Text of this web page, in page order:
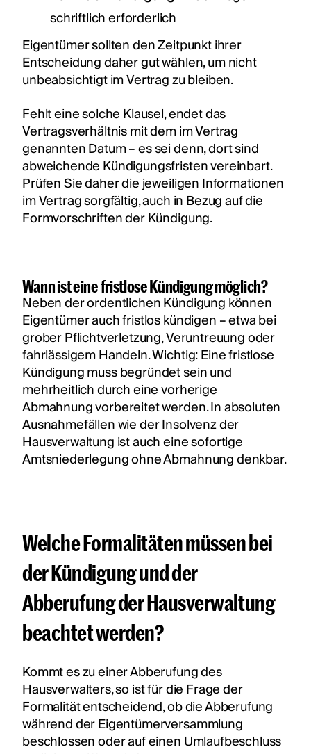
schriftlich erforderlich
Eigentümer sollten den Zeitpunkt ihrer
Entscheidung daher gut wählen, um nicht
unbeabsichtigt im Vertrag zu bleiben.
Fehlt eine solche Klausel, endet das
Vertragsverhältnis mit dem im Vertrag
genannten Datum – es sei denn, dort sind
abweichende Kündigungsfristen vereinbart.
Prüfen Sie daher die jeweiligen Informationen
im Vertrag sorgfältig, auch in Bezug auf die
Formvorschriften der Kündigung.
Wann ist eine fristlose Kündigung möglich?
Neben der ordentlichen Kündigung können
Eigentümer auch fristlos kündigen – etwa bei
grober Pflichtverletzung, Veruntreuung oder
fahrlässigem Handeln. Wichtig: Eine fristlose
Kündigung muss begründet sein und
mehrheitlich durch eine vorherige
Abmahnung vorbereitet werden. In absoluten
Ausnahmefällen wie der Insolvenz der
Hausverwaltung ist auch eine sofortige
Amtsniederlegung ohne Abmahnung denkbar.
Welche Formalitäten müssen bei
der Kündigung und der
Abberufung der Hausverwaltung
beachtet werden?
Kommt es zu einer Abberufung des
Hausverwalters, so ist für die Frage der
Formalität entscheidend, ob die Abberufung
während der Eigentümerversammlung
beschlossen oder auf einen Umlaufbeschluss